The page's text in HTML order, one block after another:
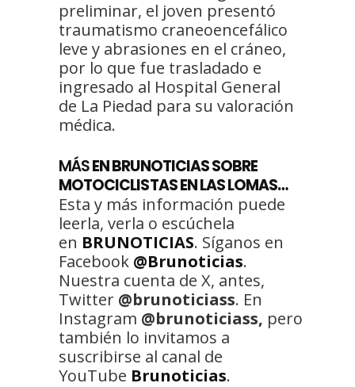
preliminar, el joven presentó
traumatismo craneoencefálico
leve y abrasiones en el cráneo,
por lo que fue trasladado e
ingresado al Hospital General
de La Piedad para su valoración
médica.
MÁSEN BRUNOTICIAS SOBRE
MOTOCICLISTAS EN LAS LOMAS…
Esta y más información puede
leerla, verla o escúchela
en BRUNOTICIAS. Síganos en
Facebook @Brunoticias.
Nuestra cuenta de X, antes,
Twitter @brunoticiass. En
Instagram @brunoticiass, pero
también lo invitamos a
suscribirse al canal de
YouTube Brunoticias.